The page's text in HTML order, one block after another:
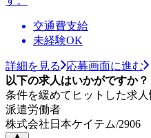
交通費支給
未経験OK
詳細を見る
応募画面に進む
以下の求人はいかがですか？
条件を緩めてヒットした求
派遣労働者
株式会社日本ケイテム/2906